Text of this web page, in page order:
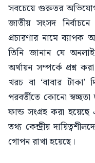
সবচেয়ে গুরুতর অভিযোগ
জাতীয় সংসদ
প্রচারণার নামে
তিনি জানান যে
অর্থায়ন সম্পর্কে প্রশ্ন
খরচ বা ‘বাবার টাকা’
পরবর্তীতে কোনো স্বচ্ছতা
ফান্ড সংগ্রহ করা
তথ্য কেন্দ্রীয়
গোপন রাখা হয়েছে।